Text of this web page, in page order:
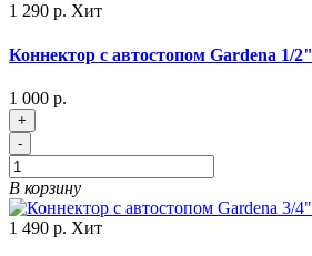
1 290 р. Хит
Коннектор с автостопом Gardena 1/2"
1 000 р.
+
-
В корзину
1 490 р. Хит